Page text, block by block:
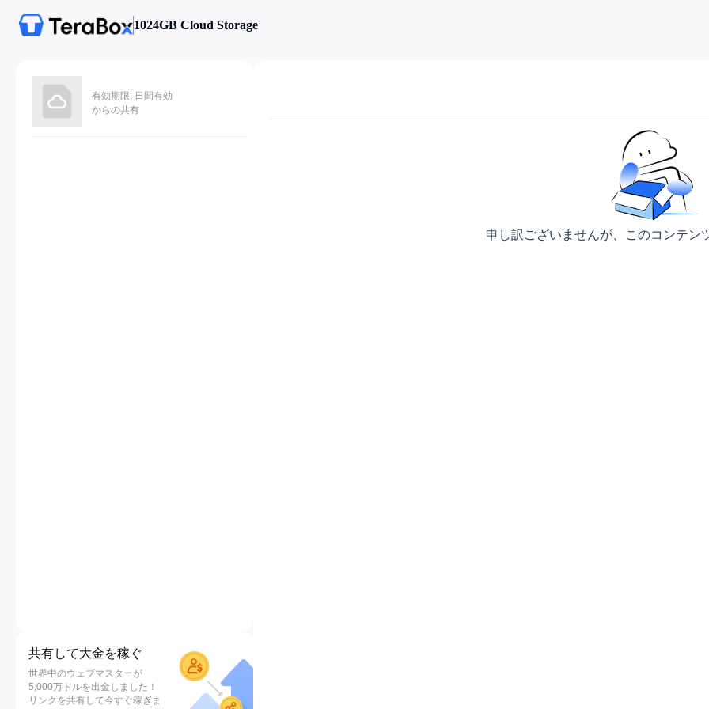
1024GB Cloud Storage
有効期限: 日間有効
からの共有
共有して大金を稼ぐ
世界中のウェブマスターが
5,000万ドルを出金しました！
リンクを共有して今すぐ稼ぎま
申し訳ございませんが、このコンテン